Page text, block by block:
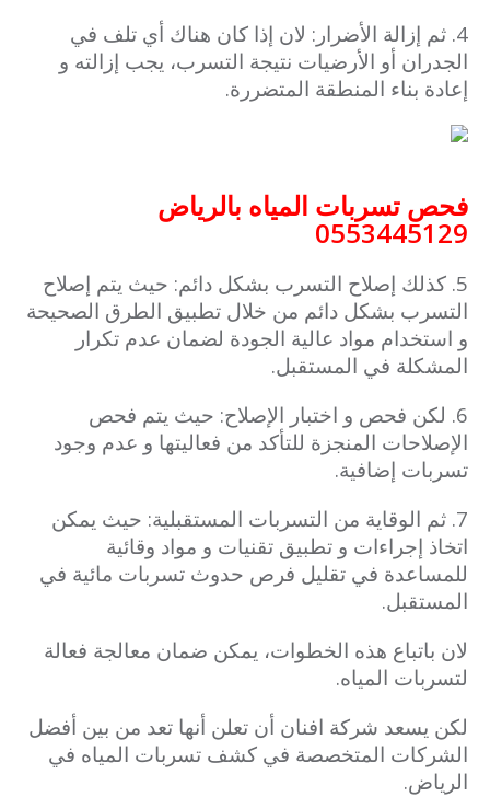
4. ثم إزالة الأضرار: لان إذا كان هناك أي تلف في
الجدران أو الأرضيات نتيجة التسرب، يجب إزالته و
إعادة بناء المنطقة المتضررة.
فحص تسربات المياه بالرياض
0553445129
5. كذلك إصلاح التسرب بشكل دائم: حيث يتم إصلاح
التسرب بشكل دائم من خلال تطبيق الطرق الصحيحة
و استخدام مواد عالية الجودة لضمان عدم تكرار
المشكلة في المستقبل.
6. لكن فحص و اختبار الإصلاح: حيث يتم فحص
الإصلاحات المنجزة للتأكد من فعاليتها و عدم وجود
تسربات إضافية.
7. ثم الوقاية من التسربات المستقبلية: حيث يمكن
اتخاذ إجراءات و تطبيق تقنيات و مواد وقائية
للمساعدة في تقليل فرص حدوث تسربات مائية في
المستقبل.
لان باتباع هذه الخطوات، يمكن ضمان معالجة فعالة
لتسربات المياه.
لكن يسعد شركة افنان أن تعلن أنها تعد من بين أفضل
الشركات المتخصصة في كشف تسربات المياه في
الرياض.